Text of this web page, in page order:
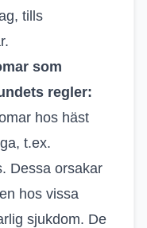
tills
som
regler:
hos häst
t.ex.
Dessa orsakar
hos vissa
sjukdom. De